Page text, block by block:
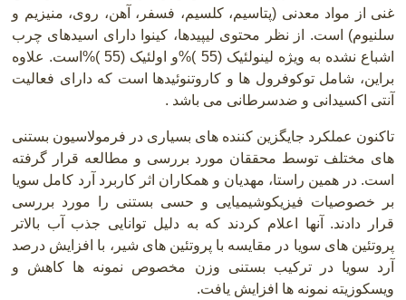
غنی از مواد معدنی (پتاسیم، کلسیم، فسفر، آهن، روی، منیزیم و
سلنیوم) است. از نظر محتوی لیپیدها، کینوا دارای اسیدهای چرب
اشباع نشده به ویژه لینولئیک (55 )%و اولئیک (55 )%است. علاوه
براین، شامل توکوفرول ها و کاروتنوئیدها است که دارای فعالیت
آنتی اکسیدانی و ضدسرطانی می باشد .
تاکنون عملکرد جایگزین کننده های بسیاری در فرمولاسیون بستنی
های مختلف توسط محققان مورد بررسی و مطالعه قرار گرفته
است. در همین راستا، مهدیان و همکاران اثر کاربرد آرد کامل سویا
بر خصوصیات فیزیکوشیمیایی و حسی بستنی را مورد بررسی
قرار دادند. آنها اعلام کردند که به دلیل توانایی جذب آب بالاتر
پروتئین های سویا در مقایسه با پروتئین های شیر، با افزایش درصد
آرد سویا در ترکیب بستنی وزن مخصوص نمونه ها کاهش و
ویسکوزیته نمونه ها افزایش یافت.